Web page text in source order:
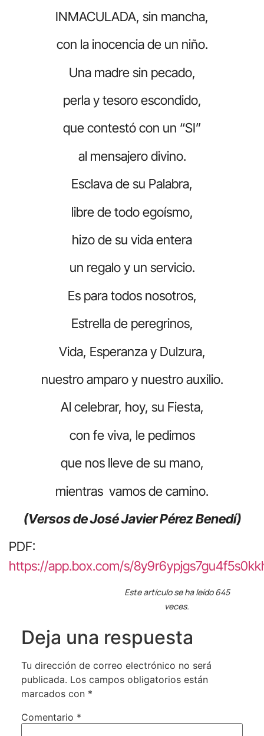
INMACULADA, sin mancha,
con la inocencia de un niño.
Una madre sin pecado,
perla y tesoro escondido,
que contestó con un “SI”
al mensajero divino.
Esclava de su Palabra,
libre de todo egoísmo,
hizo de su vida entera
un regalo y un servicio.
Es para todos nosotros,
Estrella de peregrinos,
Vida, Esperanza y Dulzura,
nuestro amparo y nuestro auxilio.
Al celebrar, hoy, su Fiesta,
con fe viva, le pedimos
que nos lleve de su mano,
mientras vamos de camino.
(Versos de José Javier Pérez Benedí)
PDF:
https://app.box.com/s/
Este artículo se ha leído 645
veces.
Deja una respuesta
Tu dirección de correo electrónico no será
publicada. Los campos obligatorios están
marcados con *
Comentario *